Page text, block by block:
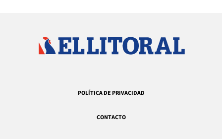
POLÍTICA DE PRIVACIDAD
CONTACTO